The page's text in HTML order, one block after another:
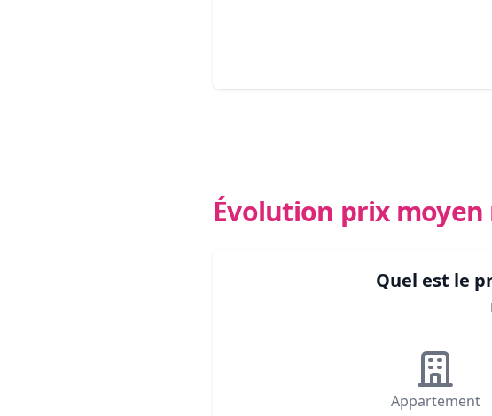
Évolution prix moyen
Quel est le
Appartement